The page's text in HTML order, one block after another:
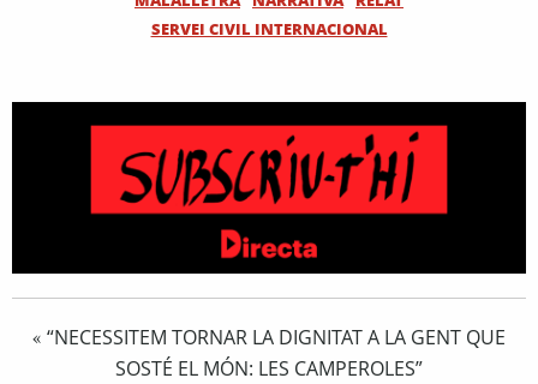
SERVEI CIVIL INTERNACIONAL
« “NECESSITEM TORNAR LA DIGNITAT A LA GENT QUE
SOSTÉ EL MÓN: LES CAMPEROLES”